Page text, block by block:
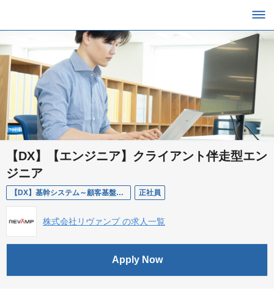
【DX】【エンジニア】クライアント伴走型エン
ジニア
【DX】基幹システム～顧客基盤構築～顧客折衝の推進 正社員
株式会社リヴァンプ の求人一覧
Apply Now